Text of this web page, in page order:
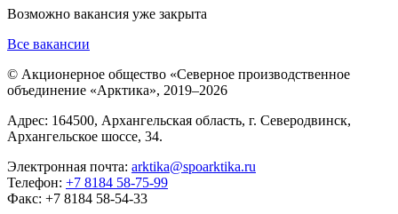
Возможно вакансия уже закрыта
Все вакансии
© Акционерное общество «Северное производственное
объединение «Арктика», 2019–2026
Адрес: 164500, Архангельская область, г. Северодвинск,
Архангельское шоссе, 34.
Электронная почта: arktika@spoarktika.ru
Телефон: +7 8184 58-75-99
Факс: +7 8184 58-54-33